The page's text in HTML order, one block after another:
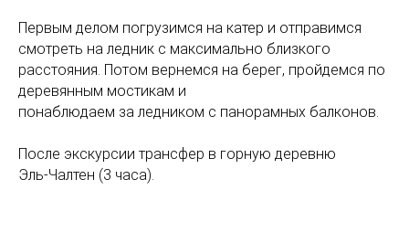
Первым делом погрузимся на катер и отправимся
смотреть на ледник с максимально близкого
расстояния. Потом вернемся на берег, пройдемся по
деревянным мостикам и
понаблюдаем за ледником с панорамных балконов.
После экскурсии трансфер в горную деревню
Эль-Чалтен (3 часа).